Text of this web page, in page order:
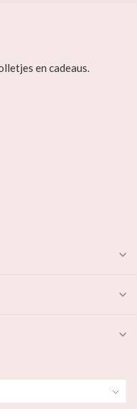
en cadeaus.